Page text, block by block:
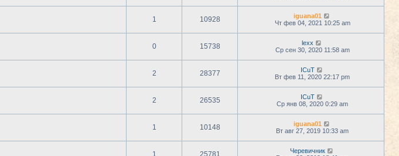
1 10928
iguana01
Чт фев 04, 2021 10:25 am
0 15738
lexx
Ср сен 30, 2020 11:58 am
2 28377
ICuT
Вт фев 11, 2020 22:17 pm
2 26535
ICuT
Ср янв 08, 2020 0:29 am
1 10148
iguana01
Вт авг 27, 2019 10:33 am
1 25781
Черевичник